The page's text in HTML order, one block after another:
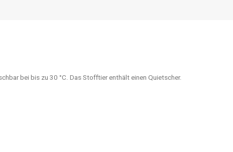
bei bis zu 30 °C. Das Stofftier enthält einen Quietscher.